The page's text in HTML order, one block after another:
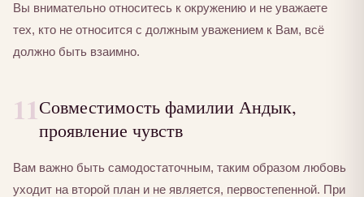
Вы внимательно относитесь к окружению и не уважаете
тех, кто не относится с должным уважением к Вам, всё
должно быть взаимно.
11Совместимость фамилии Андык,
проявление чувств
Вам важно быть самодостаточным, таким образом любовь
уходит на второй план и не является, первостепенной. При